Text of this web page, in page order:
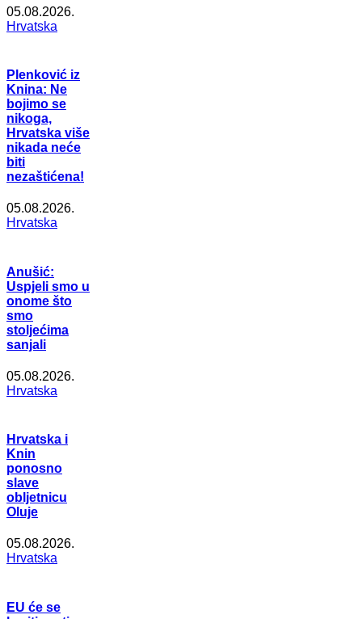
05.08.2026.
Hrvatska
Plenković iz
Knina: Ne
bojimo se
nikoga,
Hrvatska više
nikada neće
biti
nezaštićena!
05.08.2026.
Hrvatska
Anušić:
Uspjeli smo u
onome što
smo
stoljećima
sanjali
05.08.2026.
Hrvatska
Hrvatska i
Knin
ponosno
slave
obljetnicu
Oluje
05.08.2026.
Hrvatska
EU će se